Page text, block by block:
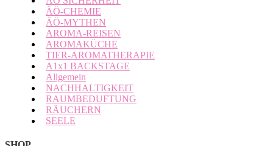
ÄÖ-CHEMIE
ÄÖ-MYTHEN
AROMA-REISEN
AROMAKÜCHE
TIER-AROMATHERAPIE
A1x1 BACKSTAGE
Allgemein
NACHHALTIGKEIT
RAUMBEDUFTUNG
RÄUCHERN
SEELE